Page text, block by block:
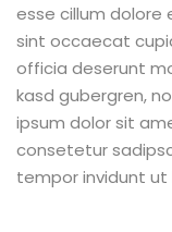
esse cillum dolore
sint occaecat
officia deserunt
kasd gubergren,
ipsum dolor sit
consetetur
tempor invidunt ut